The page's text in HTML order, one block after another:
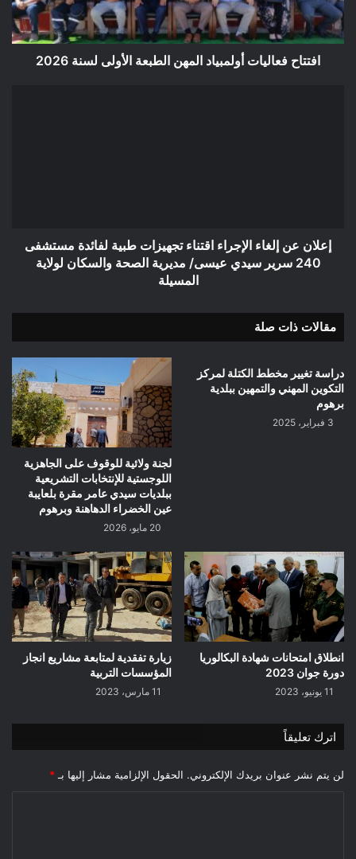
لسنة
2026
افتتاح فعاليات أولمبياد المهن الطبعة الأولى لسنة 2026
240
الصحة
والسكان
المسيلة
إعلان عن إلغاء الإجراء اقتناء تجهيزات طبية لفائدة مستشفى
240 سرير سيدي عيسى/ مديرية الصحة والسكان لولاية
المسيلة
مقالات ذات صلة
دراسة تغيير مخطط الكتلة لمركز
التكوين المهني والتمهين ببلدية
برهوم
3 فبراير، 2025
لجنة ولائية للوقوف على الجاهزية
اللوجستية للإنتخابات التشريعية
ببلديات سيدي عامر مقرة بلعايبة
عين الخضراء الدهاهنة وبرهوم
20 مايو، 2026
انطلاق امتحانات شهادة البكالوريا
دورة جوان 2023
11 يونيو، 2023
زيارة تفقدية لمتابعة مشاريع انجاز
المؤسسات التربية
11 مارس، 2023
اترك تعليقاً
لن يتم نشر عنوان بريدك الإلكتروني. الحقول الإلزامية مشار إليها بـ *